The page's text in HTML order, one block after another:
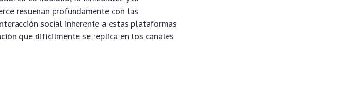
resuenan profundamente con las
social inherente a estas plataformas
que difícilmente se replica en los canales